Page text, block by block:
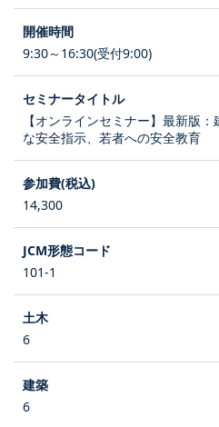
9:30～16:30(受付9:00)
【オンラインセミナー】最新版
な安全指示、若者への安全教育
14,300
101-1
6
6